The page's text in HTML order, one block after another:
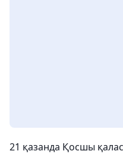
21 қазанда Қосшы